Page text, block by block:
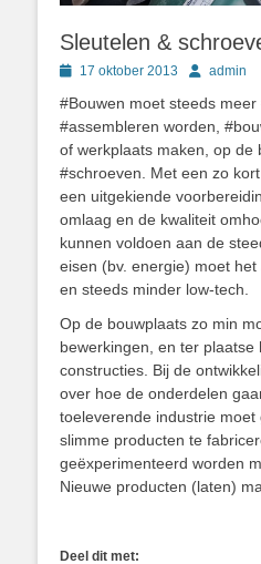
Sleutelen &
Geplaatst
17 oktober 2013 Authoradmin
#Bouwen moet steeds
#assembleren worden,
of werkplaats maken, op de
#schroeven. Met een zo
een uitgekiende
omlaag en de kwaliteit
kunnen voldoen aan de
eisen (bv. energie) moet
en steeds minder low-tech.
Op de bouwplaats zo min
bewerkingen, en ter plaatse
constructies. Bij de
over hoe de onderdelen
toeleverende industrie moet
slimme producten te
geëxperimenteerd worden
Nieuwe producten (laten)
Deel dit met: